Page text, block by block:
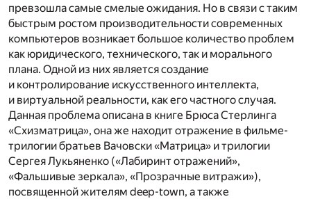
превзошла самые смелые ожидания. Но в связи с таким
быстрым ростом производительности современных
компьютеров возникает большое количество проблем
как юридического, технического, так и морального
плана. Одной из них является создание
и контролирование искусственного интеллекта,
и виртуальной реальности, как его частного случая.
Данная проблема описана в книге Брюса Стерлинга
«Схизматрица», она же находит отражение в фильме-
трилогии братьев Вачовски «Матрица» и трилогии
Сергея Лукьяненко («Лабиринт отражений»,
«Фальшивые зеркала», «Прозрачные витражи»),
посвященной жителям deep-town, а также